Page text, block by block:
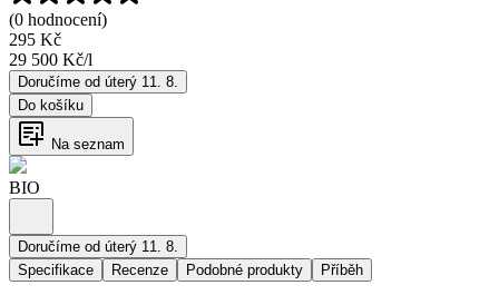
(0 hodnocení)
295 Kč
29 500 Kč/l
Doručíme od úterý 11. 8.
Do košíku
Na seznam
BIO
Doručíme od úterý 11. 8.
Specifikace
Recenze Podobné produkty Příběh